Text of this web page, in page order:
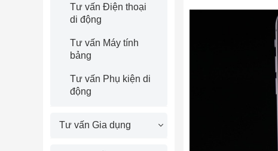
Tư vấn Điện thoại
di động
Tư vấn Máy tính
bảng
Tư vấn Phụ kiện di
động
Tư vấn Gia dụng